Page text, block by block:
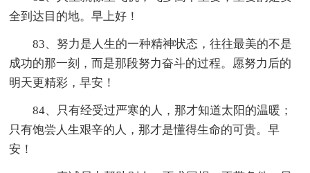
全到达目的地。早上好！
83、努力是人生的一种精神状态，往往最美的不是
成功的那一刻，而是那段努力奋斗的过程。愿努力后的
明天更精彩，早安！
84、只有经受过严寒的人，那才知道太阳的温暖；
只有饱尝人生艰辛的人，那才是懂得生命的可贵。早
安！